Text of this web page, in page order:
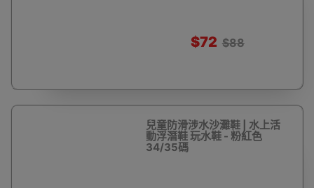
$72 $88
兒童防滑涉水沙灘鞋 | 水上活
動浮潛鞋 玩水鞋 - 粉紅色
34/35碼